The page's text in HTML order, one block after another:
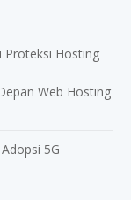
Proteksi Hosting
Web Hosting
5G